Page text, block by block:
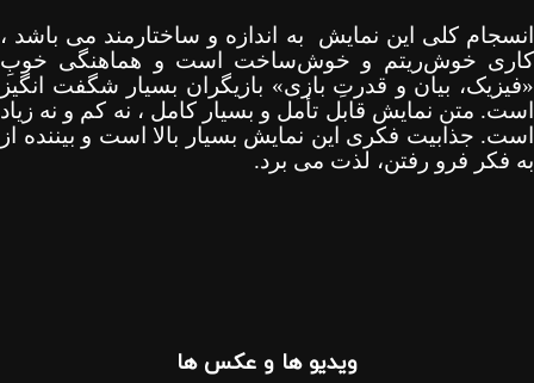
انسجام کلی این نمایش
به ‌اندازه و ساختارمند می باشد ،
کاری خوش‌ریتم و خوش‌ساخت است و هماهنگی خوبِ
«فیزیک، بیان و قدرتِ بازی» بازیگران بسیار شگفت انگیز
است. متن نمایش قابل تأمل و بسیار کامل ، نه کم و نه زیاد
است. جذابیت فکری این نمایش بسیار بالا است و بیننده از
به فکر فرو رفتن، لذت می‌ برد.
ویدیو ها و عکس ها